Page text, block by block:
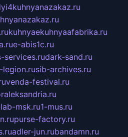
kuhnyaekuhnyaafabrika.ru
e-abis1c.ru
services.rudark-sand.ru
legion.rusib-archives.ru
venda-festival.ru
msk.ru1-mus.ru
purse-factory.ru
adler-jun.rubandamn.ru